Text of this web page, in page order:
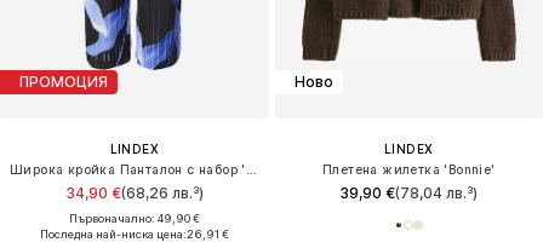
ПРОМОЦИЯ
LINDEX
34,90 €(68,26 лв.³)
Първоначално: 49,90 €
Последна най-ниска цена:26,91 €
Ново
LINDEX
Плетена жилетка 'Bonnie'
39,90 €(78,04 лв.³)